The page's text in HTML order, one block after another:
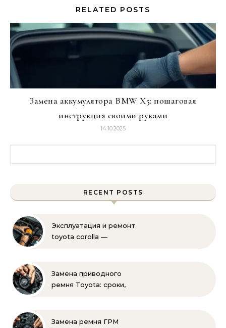
RELATED POSTS
Замена аккумулятора BMW X5: пошаговая
инструкция своими руками
14.10.2025
RECENT POSTS
Эксплуатация и ремонт
toyota corolla —
Замена приводного
ремня Toyota: сроки,
своими руками
Замена ремня ГРМ